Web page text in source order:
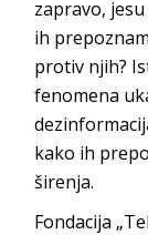
zapravo,
ih
protiv njih?
fenomena
kako ih
širenja.
Fondacija